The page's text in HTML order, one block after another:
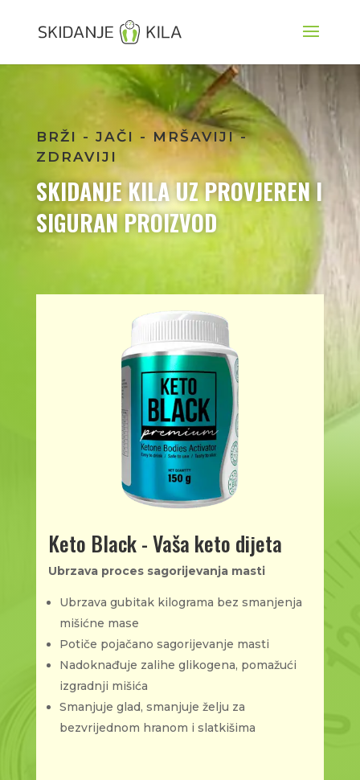
BRŽI - JAČI - MRŠAVIJI -
ZDRAVIJI
SKIDANJE KILA UZ PROVJEREN I
SIGURAN PROIZVOD
Keto Black - Vaša keto dijeta
Ubrzava proces sagorijevanja masti
Ubrzava gubitak kilograma bez smanjenja
mišićne mase
Potiče pojačano sagorijevanje masti
Nadoknađuje zalihe glikogena, pomažući
izgradnji mišića
Smanjuje glad, smanjuje želju za
bezvrijednom hranom i slatkišima